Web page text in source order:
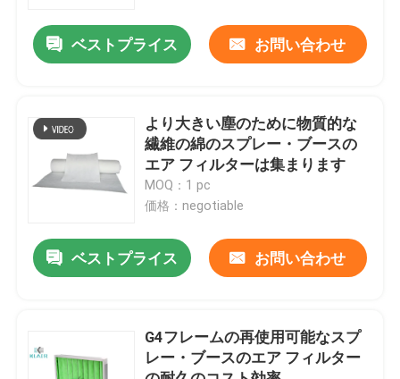
工場旅行
私達に連絡しなさい
引用を要求しなさい
袋のエア フィルター
ヘパ のエア フィルター
ベストプライス お問い合わせ
より大きい塵のために物質的な
繊維の綿のスプレー・ブースの
エア フィルターは集まります
MOQ：1 pc
価格：negotiable
ベストプライス お問い合わせ
G4フレームの再使用可能なスプ
レー・ブースのエア フィルター